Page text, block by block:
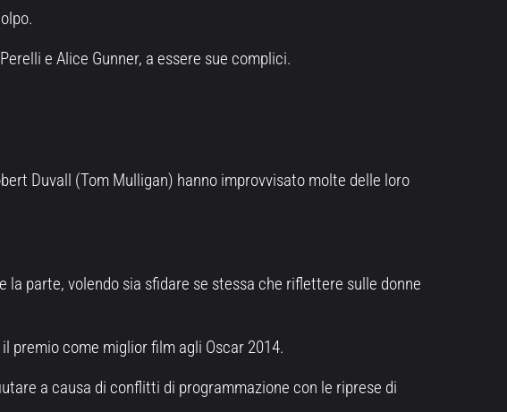
e Alice Gunner, a essere sue complici.
Duvall (Tom Mulligan) hanno improvvisato molte delle loro
parte, volendo sia sfidare se stessa che riflettere sulle donne
premio come miglior film agli Oscar 2014.
a causa di conflitti di programmazione con le riprese di